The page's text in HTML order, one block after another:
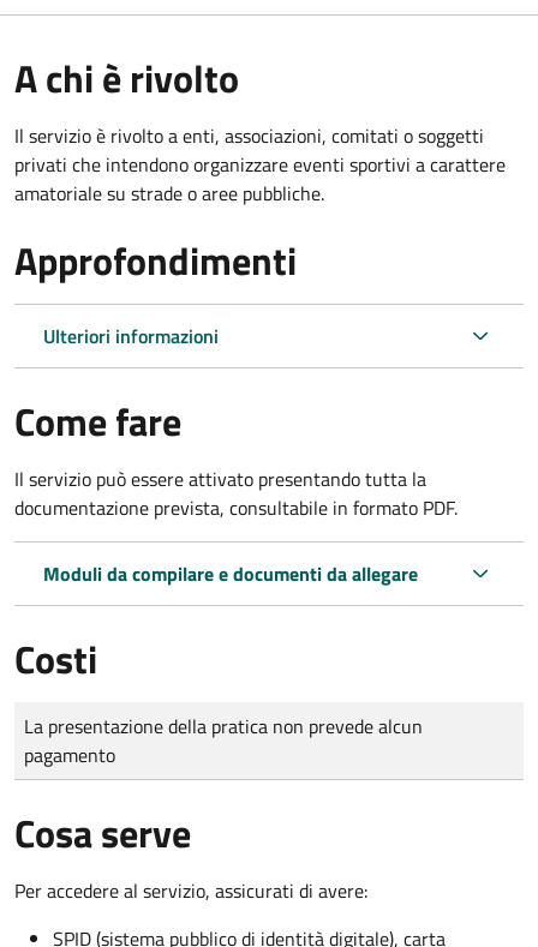
A chi è rivolto
Il servizio è rivolto a enti, associazioni, comitati o soggetti
privati che intendono organizzare eventi sportivi a carattere
amatoriale su strade o aree pubbliche.
Approfondimenti
Ulteriori informazioni
Come fare
Il servizio può essere attivato presentando tutta la
documentazione prevista, consultabile in formato PDF.
Moduli da compilare e documenti da allegare
Costi
Tipo di pagamento
Importo
La presentazione della pratica non prevede alcun
pagamento
Cosa serve
Per accedere al servizio, assicurati di avere:
SPID (sistema pubblico di identità digitale), carta